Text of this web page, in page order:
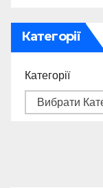
Категорії
Категорії